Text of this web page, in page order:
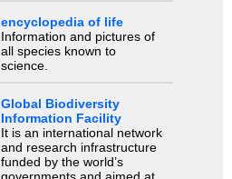
encyclopedia of life
Information and pictures of
all species known to
science.
Global Biodiversity
Information Facility
It is an international network
and research infrastructure
funded by the world’s